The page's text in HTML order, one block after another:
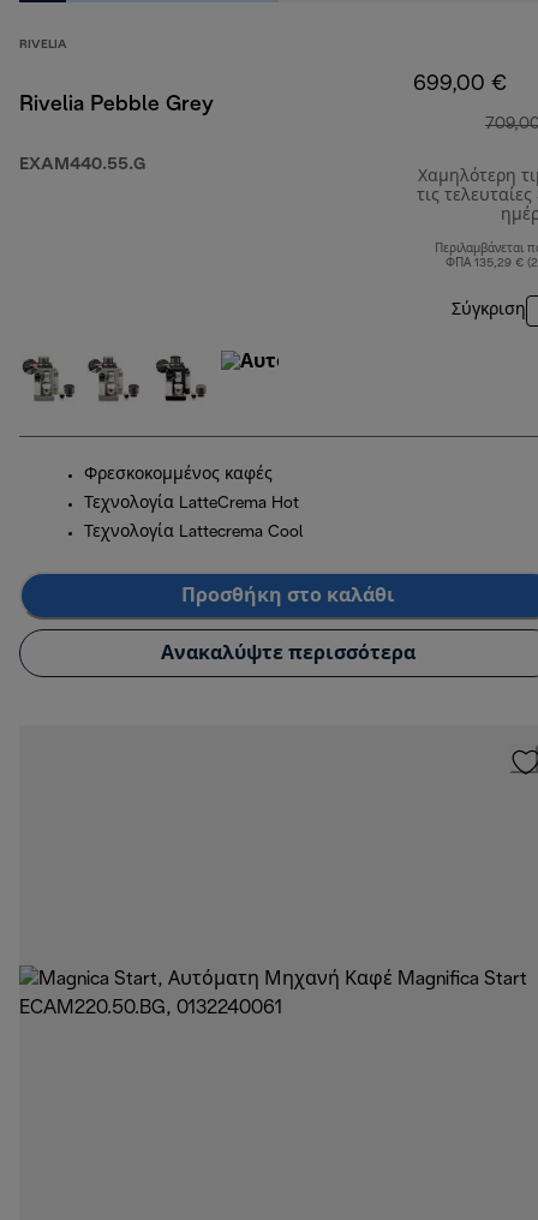
RIVELIA
Rivelia Pebble Grey
EXAM440.55.G
699,00 €
Χαμηλότερη
τις τελευταίες
Περιλαμβάνεται
ΦΠΑ 135,29 €
Σύγκριση
Φρεσκοκομμένος καφές
Τεχνολογία LatteCrema Hot
Τεχνολογία Lattecrema Cool
Προσθήκη στο καλάθι
Ανακαλύψτε περισσότερα